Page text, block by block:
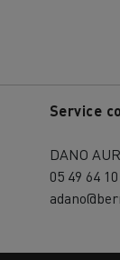
Service
DANO
05 49 64